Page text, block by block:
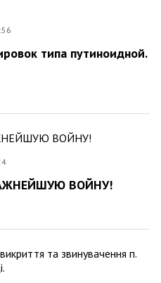
типа путиноидной.
ВОЙНУ!